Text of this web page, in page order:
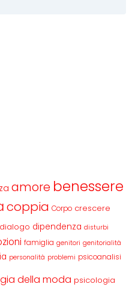
amore benessere
coppia Corpo crescere
dialogo dipendenza disturbi
famiglia genitori genitorialità
personalità problemi psicoanalisi
della moda psicologia